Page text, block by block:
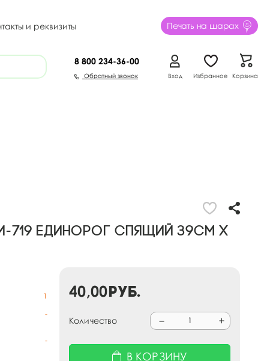
и реквизиты Печать на шарах
8 800 234-36-00
Обратный звонок Вход Избранное Корзина
719 Единорог спящий 39см х
1
-
-
40,00руб.
Количество
В КОРЗИНУ